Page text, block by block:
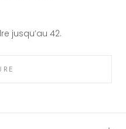
jusqu’au 42.